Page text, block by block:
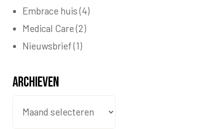
Embrace huis(4)
Medical Care(2)
Nieuwsbrief(1)
Archieven